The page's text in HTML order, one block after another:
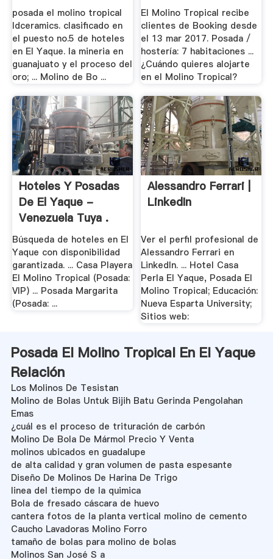
posada el molino tropical
ldceramics. clasificado en
el puesto no.5 de hoteles
en El Yaque. la mineria en
guanajuato y el proceso del
oro; ... Molino de Bo ...
El Molino Tropical recibe
clientes de Booking desde
el 13 mar 2017. Posada /
hostería: 7 habitaciones ...
¿Cuándo quieres alojarte
en el Molino Tropical?
Hoteles Y Posadas
De El Yaque -
Venezuela Tuya .
Búsqueda de hoteles en El
Yaque con disponibilidad
garantizada. ... Casa Playera
El Molino Tropical (Posada:
VIP) ... Posada Margarita
(Posada: ...
Alessandro Ferrari |
LinkedIn
Ver el perfil profesional de
Alessandro Ferrari en
LinkedIn. ... Hotel Casa
Perla El Yaque, Posada El
Molino Tropical; Educación:
Nueva Esparta University;
Sitios web:
Posada El Molino Tropical En El Yaque
Relación
Los Molinos De Tesistan
Molino de Bolas Untuk Bijih Batu Gerinda Pengolahan
Emas
¿cuál es el proceso de trituración de carbón
Molino De Bola De Mármol Precio Y Venta
molinos ubicados en guadalupe
de alta calidad y gran volumen de pasta espesante
Diseño De Molinos De Harina De Trigo
linea del tiempo de la quimica
Bola de fresado cáscara de huevo
cantera fotos de la planta vertical molino de cemento
Caucho Lavadoras Molino Forro
tamaño de bolas para molino de bolas
Molinos San José S a